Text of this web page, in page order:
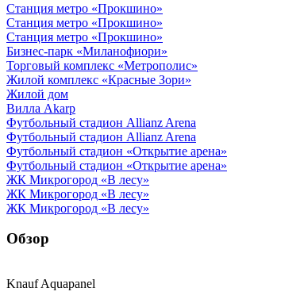
Станция метро «Прокшино»
Станция метро «Прокшино»
Станция метро «Прокшино»
Бизнес-парк «Миланофиори»
Торговый комплекс «Метрополис»
Жилой комплекс «Красные Зори»
Жилой дом
Вилла Akarp
Футбольный стадион Allianz Arena
Футбольный стадион Allianz Arena
Футбольный стадион «Открытие арена»
Футбольный стадион «Открытие арена»
ЖК Микрогород «В лесу»
ЖК Микрогород «В лесу»
ЖК Микрогород «В лесу»
Обзор
Knauf Aquapanel